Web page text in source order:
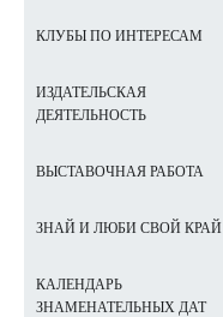
КЛУБЫ ПО ИНТЕРЕСАМ
ИЗДАТЕЛЬСКАЯ
ДЕЯТЕЛЬНОСТЬ
ВЫСТАВОЧНАЯ РАБОТА
ЗНАЙ И ЛЮБИ СВОЙ КРАЙ
КАЛЕНДАРЬ
ЗНАМЕНАТЕЛЬНЫХ ДАТ